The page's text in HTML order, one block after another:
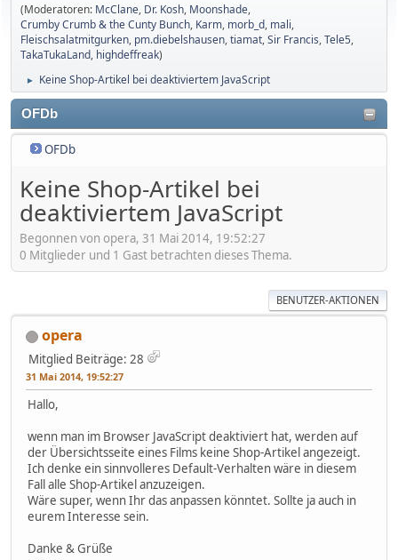
(Moderatoren: McClane, Dr. Kosh, Moonshade,
Crumby Crumb & the Cunty Bunch, Karm, morb_d, mali,
Fleischsalatmitgurken, pm.diebelshausen,tiamat,Sir Francis,Tele5,
TakaTukaLand, highdeffreak)
► Keine Shop-Artikel bei deaktiviertem JavaScript
OFDb
OFDb
Keine Shop-Artikel bei
deaktiviertem JavaScript
Begonnen von opera, 31 Mai 2014, 19:52:27
0 Mitglieder und 1 Gast betrachten dieses Thema.
BENUTZER-AKTIONEN
opera
Mitglied Beiträge: 28
31 Mai 2014, 19:52:27
Hallo,
wenn man im Browser JavaScript deaktiviert hat, werden auf
der Übersichtsseite eines Films keine Shop-Artikel angezeigt.
Ich denke ein sinnvolleres Default-Verhalten wäre in diesem
Fall alle Shop-Artikel anzuzeigen.
Wäre super, wenn Ihr das anpassen könntet. Sollte ja auch in
eurem Interesse sein.
Danke & Grüße